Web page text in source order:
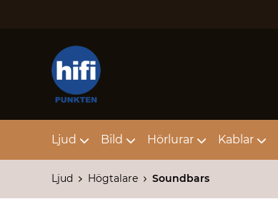
Ljud Bild Hörlurar Kablar
Ljud Högtalare Soundbars